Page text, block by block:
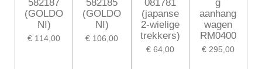
582187
(GOLDO
NI)
€ 114,00
582185
(GOLDO
NI)
€ 106,00
081781
(japanse
2-wielige
trekkers)
€ 64,00
g
aanhang
wagen
RM0400
€ 295,00